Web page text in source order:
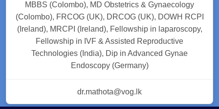
MBBS (Colombo), MD Obstetrics & Gynaecology
(Colombo), FRCOG (UK), DRCOG (UK), DOWH RCPI
(Ireland), MRCPI (Ireland), Fellowship in laparoscopy,
Fellowship in IVF & Assisted Reproductive
Technologies (India), Dip in Advanced Gynae
Endoscopy (Germany)
dr.mathota@vog.lk